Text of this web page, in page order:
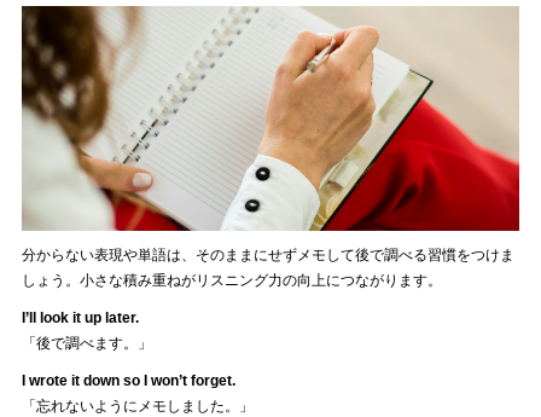
分からない表現や単語は、そのままにせずメモして後で調べる習慣をつけま
しょう。小さな積み重ねがリスニング力の向上につながります。
I’ll look it up later.
「後で調べます。」
I wrote it down so I won’t forget.
「忘れないようにメモしました。」